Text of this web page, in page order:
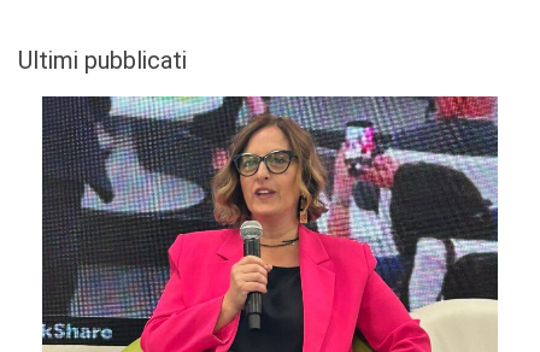
Ultimi pubblicati